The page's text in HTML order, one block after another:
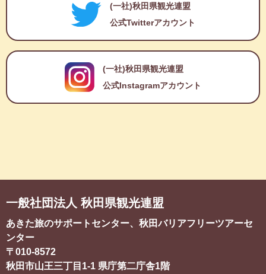
(一社)秋田県観光連盟
公式Twitterアカウント
(一社)秋田県観光連盟
公式Instagramアカウント
一般社団法人 秋田県観光連盟
あきた旅のサポートセンター、秋田バリアフリーツアーセ
ンター
〒010-8572
秋田市山王三丁目1-1 県庁第二庁舎1階